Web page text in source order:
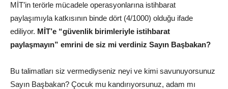
MİT’in terörle mücadele operasyonlarına istihbarat
paylaşımıyla katkısının binde dört (4/1000) olduğu ifade
ediliyor. MİT’e “güvenlik birimleriyle istihbarat
paylaşmayın” emrini de siz mi verdiniz Sayın Başbakan?
Bu talimatları siz vermediyseniz neyi ve kimi savunuyorsunuz
Sayın Başbakan? Çocuk mu kandırıyorsunuz, adam mı